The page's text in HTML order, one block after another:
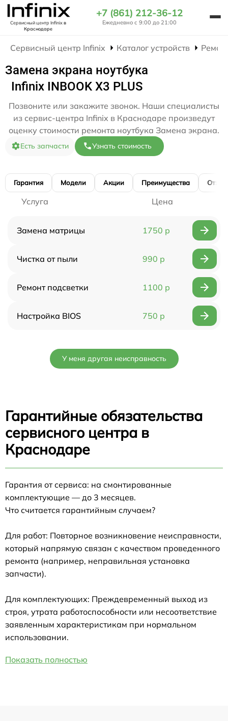
Сервисный центр Infinixв
Краснодаре
+7 (861) 212-36-12
Ежедневно с 9:00 до 21:00
Сервисный центр Infinix Каталог устройств
Замена экрана ноутбука
Infinix INBOOK X3 PLUS
Позвоните или закажите звонок. Наши специалисты
из сервис-центра Infinix в Краснодаре произведут
оценку стоимости ремонта ноутбука Замена экрана.
Есть запчасти Узнать стоимость
Гарантия Модели Акции Преимущества
Услуга Цена
Замена матрицы 1750 р
Чистка от пыли 990 р
Ремонт подсветки 1100 р
Настройка BIOS 750 р
У меня другая неисправность
Гарантийные обязательства
сервисного центра в
Краснодаре
Гарантия от сервиса: на смонтированные
комплектующие — до 3 месяцев.
Что считается гарантийным случаем?
Для работ: Повторное возникновение неисправности,
который напрямую связан с качеством проведенного
ремонта (например, неправильная установка
запчасти).
Для комплектующих: Преждевременный выход из
строя, утрата работоспособности или несоответствие
заявленным характеристикам при нормальном
использовании.
Показать полностью